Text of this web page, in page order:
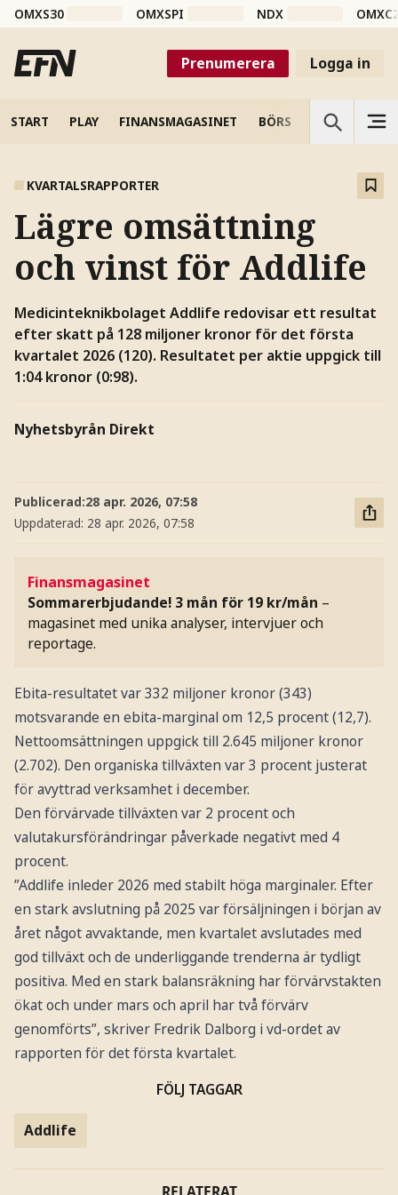
OMXS30 OMXSPI NDX
Prenumerera Logga in
START PLAY FINANSMAGASINET BÖRS VETENSKAP
KVARTALSRAPPORTER
Lägre omsättning
och vinst för Addlife
Medicinteknikbolaget Addlife redovisar ett resultat
efter skatt på 128 miljoner kronor för det första
kvartalet 2026 (120). Resultatet per aktie uppgick till
1:04 kronor (0:98).
Nyhetsbyrån Direkt
Publicerad:28 apr. 2026, 07:58
Uppdaterad: 28 apr. 2026, 07:58
Finansmagasinet
Sommarerbjudande! 3 mån för 19 kr/mån –
magasinet med unika analyser, intervjuer och
reportage.
Ebita-resultatet var 332 miljoner kronor (343)
motsvarande en ebita-marginal om 12,5 procent (12,7).
Nettoomsättningen uppgick till 2.645 miljoner kronor
(2.702). Den organiska tillväxten var 3 procent justerat
för avyttrad verksamhet i december.
Den förvärvade tillväxten var 2 procent och
valutakursförändringar påverkade negativt med 4
procent.
”Addlife inleder 2026 med stabilt höga marginaler. Efter
en stark avslutning på 2025 var försäljningen i början av
året något avvaktande, men kvartalet avslutades med
god tillväxt och de underliggande trenderna är tydligt
positiva. Med en stark balansräkning har förvärvstakten
ökat och under mars och april har två förvärv
genomförts”, skriver Fredrik Dalborg i vd-ordet av
rapporten för det första kvartalet.
FÖLJ TAGGAR
Addlife